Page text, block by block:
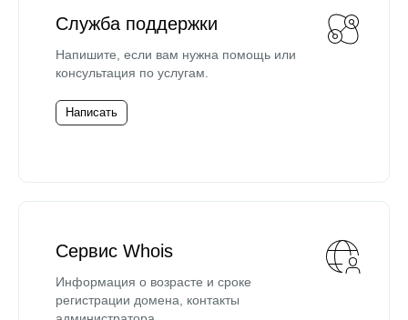
Служба поддержки
Напишите, если вам нужна помощь или
консультация по услугам.
Написать
Сервис Whois
Информация о возрасте и сроке
регистрации домена, контакты